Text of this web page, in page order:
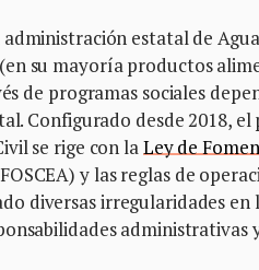
estatal de
su mayoría productos
de programas sociales
Configurado desde 2018,
se rige con laLey de
y las reglas de
diversas irregularidades
administrativas